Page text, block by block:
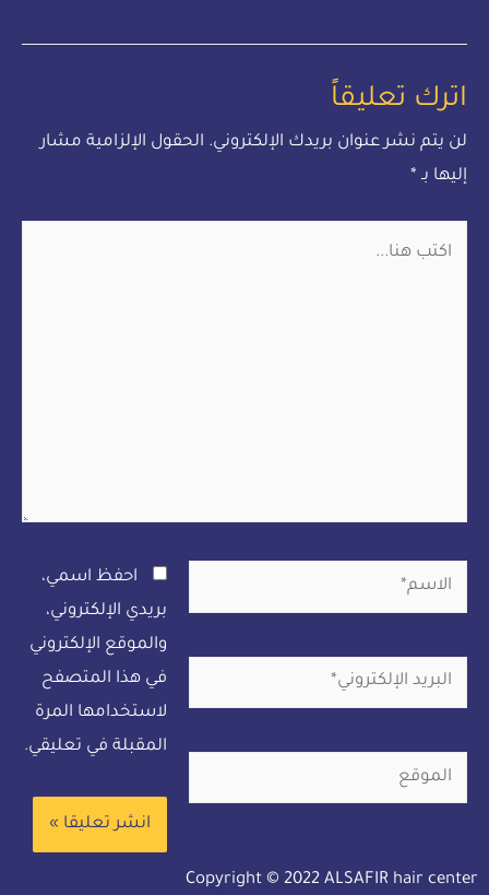
اترك تعليقاً
لن يتم نشر عنوان بريدك الإلكتروني. الحقول الإلزامية مشار
إليها بـ *
احفظ اسمي،
بريدي الإلكتروني،
والموقع الإلكتروني
في هذا المتصفح
لاستخدامها المرة
المقبلة في تعليقي.
Copyright © 2022 ALSAFIR hair center